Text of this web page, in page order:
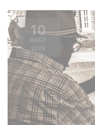
10
AOÛT
2025